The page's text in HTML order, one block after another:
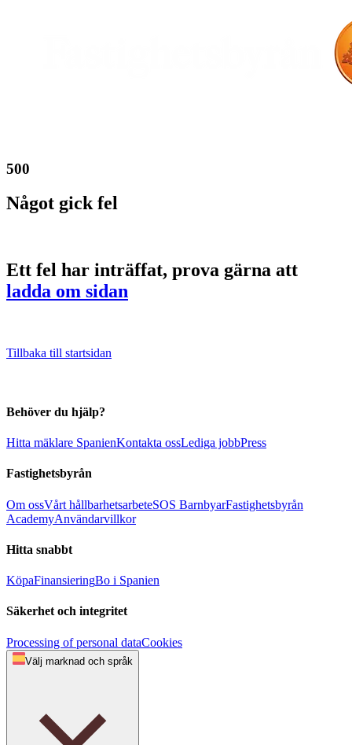
500
Något gick fel
Ett fel har inträffat, prova gärna att
ladda om sidan
Tillbaka till startsidan
Behöver du hjälp?
Hitta mäklare SpanienKontakta ossLediga jobbPress
Fastighetsbyrån
Om ossVårt hållbarhetsarbeteSOS BarnbyarFastighetsbyrån
AcademyAnvändarvillkor
Hitta snabbt
KöpaFinansieringBo i Spanien
Säkerhet och integritet
Processing of personal dataCookies
Välj marknad och språk